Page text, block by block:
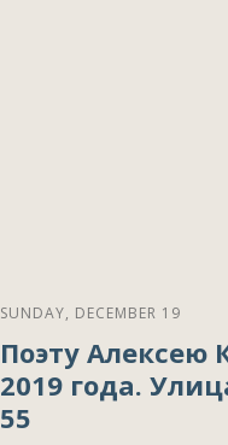
SUNDAY, DECEMBER 19
Поэту Алексею
2019 года.
55